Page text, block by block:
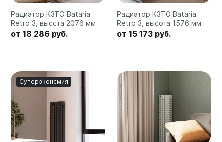
Радиатор КЗТО Bataria
Retro 3, высота 2076 мм
от 18 286 руб.
Радиатор КЗТО Bataria
Retro 3, высота 1576 мм
от 15 173 руб.
Суперэкономия